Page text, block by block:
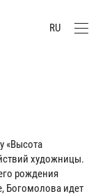
RU
«Высота
художницы.
рождения
Богомолова идет